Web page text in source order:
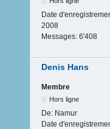
Date
2008
Messages: 6'408
Denis Hans
Membre
Hors ligne
De: Namur
Date